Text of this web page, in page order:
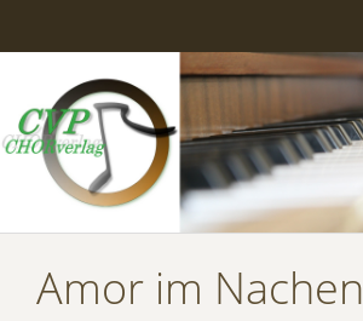
Amor im Nachen